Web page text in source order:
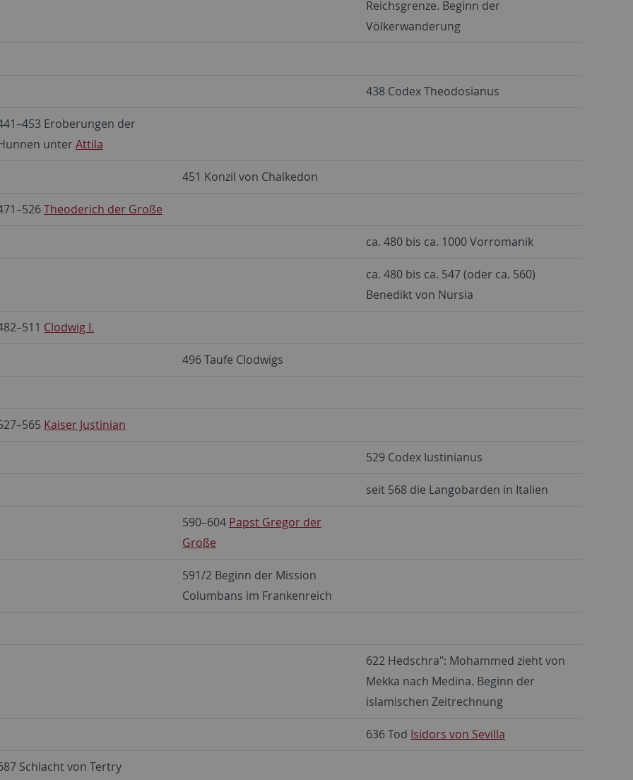
Reichsgrenze. Beginn der
Völkerwanderung
438 Codex Theodosianus
Eroberungen der
unter Attila
451 Konzil von Chalkedon
Theoderich der Große
ca. 480 bis ca. 1000 Vorromanik
ca. 480 bis ca. 547 (oder ca. 560)
Benedikt von Nursia
Clodwig I.
496 Taufe Clodwigs
Kaiser Justinian
529 Codex Iustinianus
seit 568 die Langobarden in Italien
590–604 Papst Gregor der
Große
591/2 Beginn der Mission
Columbans im Frankenreich
622 Hedschra": Mohammed zieht von
Mekka nach Medina. Beginn der
islamischen Zeitrechnung
636 Tod Isidors von Sevilla
Schlacht von Tertry